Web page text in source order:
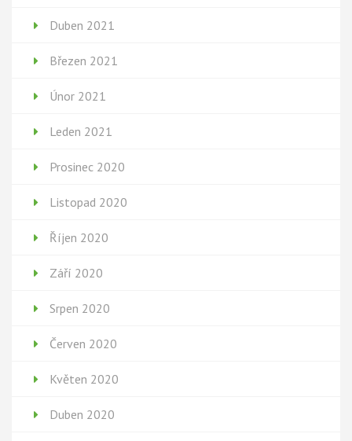
Duben 2021
Březen 2021
Únor 2021
Leden 2021
Prosinec 2020
Listopad 2020
Říjen 2020
Září 2020
Srpen 2020
Červen 2020
Květen 2020
Duben 2020